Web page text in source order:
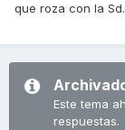
que roza con la
Este tema
respuestas.